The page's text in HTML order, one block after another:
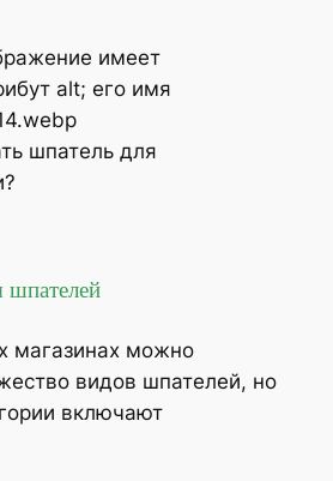
шпатель для
магазинах можно
видов шпателей, но
включают